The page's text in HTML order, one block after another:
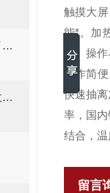
高压氢化仪的结构特点主要包括了哪些？
催化氢化反应装置的安全性与事故预防措施分析
触摸大
能*。加
温。操
操作简
快速抽
率，国
结合，
留言